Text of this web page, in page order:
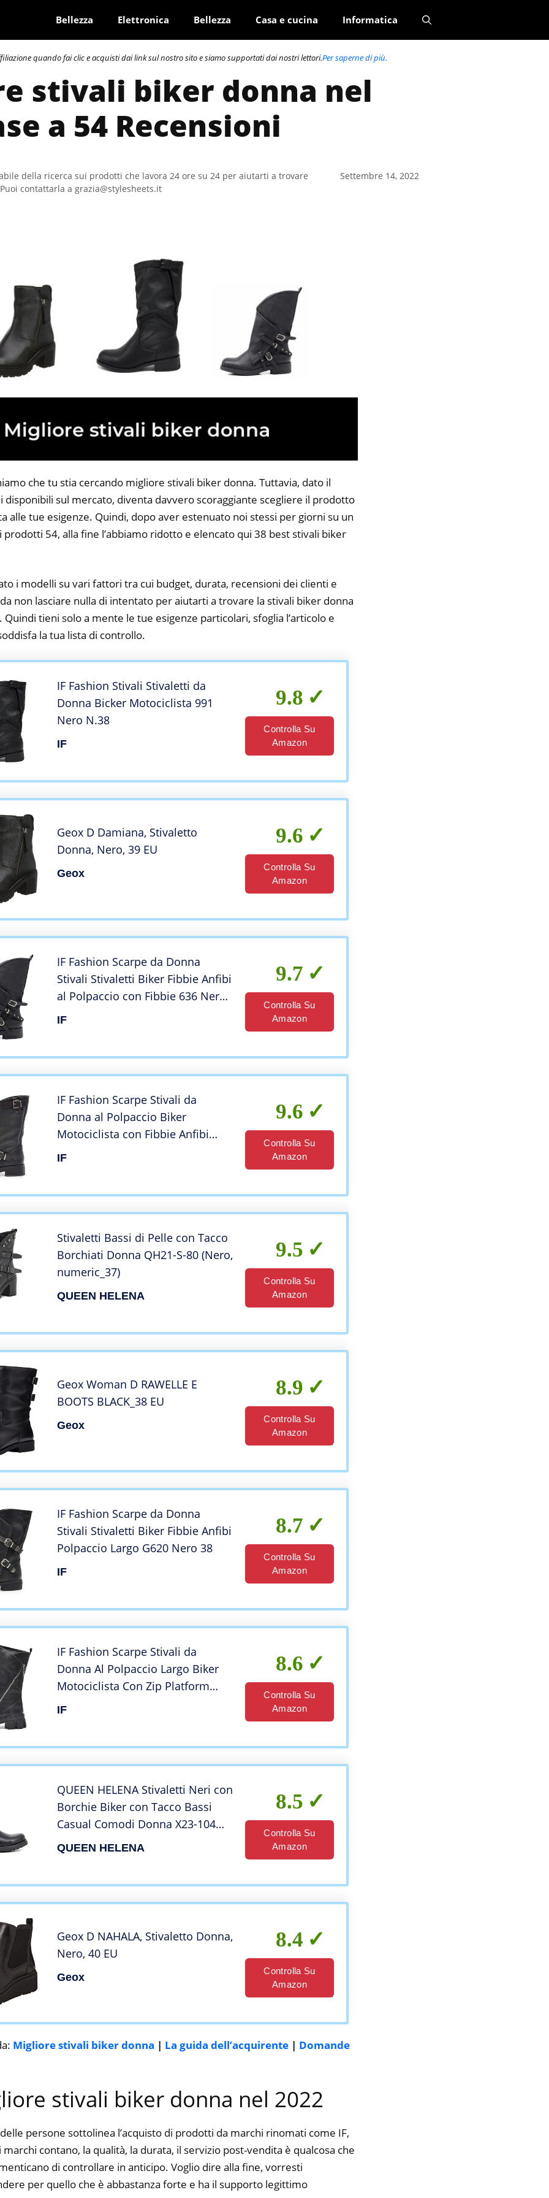
Bellezza Elettronica Bellezza Casa e cucina Informatica
quando fai clic e acquisti dai link sul nostro sito e siamo supportati dai nostri lettori.Per saperne di più.
stivali biker donna nel
a 54 Recensioni
della ricerca sui prodotti che lavora 24 ore su 24 per aiutarti a trovare
contattarla a grazia@stylesheets.it
Settembre 14, 2022
che tu stia cercando migliore stivali biker donna. Tuttavia, dato il
disponibili sul mercato, diventa davvero scoraggiante scegliere il prodotto
alle tue esigenze. Quindi, dopo aver estenuato noi stessi per giorni su un
54, alla fine l’abbiamo ridotto e elencato qui 38 best stivali biker
i modelli su vari fattori tra cui budget, durata, recensioni dei clienti e
non lasciare nulla di intentato per aiutarti a trovare la stivali biker donna
Quindi tieni solo a mente le tue esigenze particolari, sfoglia l’articolo e
la tua lista di controllo.
IF Fashion Stivali Stivaletti da
Donna Bicker Motociclista 991
Nero N.38
IF
9.8
Controlla Su
Amazon
Geox D Damiana, Stivaletto
Donna, Nero, 39 EU
Geox
9.6
Controlla Su
Amazon
IF Fashion Scarpe da Donna
Stivali Stivaletti Biker Fibbie Anfibi
al Polpaccio con Fibbie 636 Nero
N.38
IF
9.7
Controlla Su
Amazon
IF Fashion Scarpe Stivali da
Donna al Polpaccio Biker
Motociclista con Fibbie Anfibi
19007-9 Nero N.39
IF
9.6
Controlla Su
Amazon
Stivaletti Bassi di Pelle con Tacco
Borchiati Donna QH21-S-80 (Nero,
numeric_37)
QUEEN HELENA
9.5
Controlla Su
Amazon
Geox Woman D RAWELLE E
BOOTS BLACK_38 EU
Geox
8.9
Controlla Su
Amazon
IF Fashion Scarpe da Donna
Stivali Stivaletti Biker Fibbie Anfibi
Polpaccio Largo G620 Nero 38
IF
8.7
Controlla Su
Amazon
IF Fashion Scarpe Stivali da
Donna Al Polpaccio Largo Biker
Motociclista Con Zip Platform
Anfibi 881 Nero N.39
IF
8.6
Controlla Su
Amazon
QUEEN HELENA Stivaletti Neri con
Borchie Biker con Tacco Bassi
Casual Comodi Donna X23-104
(Nero, numeric_39)
QUEEN HELENA
8.5
Controlla Su
Amazon
Geox D NAHALA, Stivaletto Donna,
Nero, 40 EU
Geox
8.4
Controlla Su
Amazon
Migliore stivali biker donna | La guida dell’acquirente | Domande
stivali biker donna nel 2022
persone sottolinea l’acquisto di prodotti da marchi rinomati come IF,
contano, la qualità, la durata, il servizio post-vendita è qualcosa che
di controllare in anticipo. Voglio dire alla fine, vorresti
per quello che è abbastanza forte e ha il supporto legittimo